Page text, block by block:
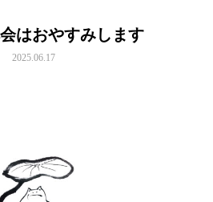
はおやすみします
2025.06.17